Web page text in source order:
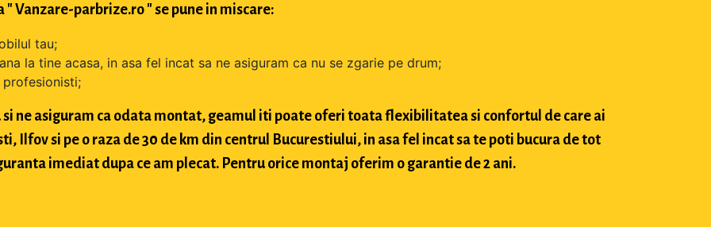
Vanzare-parbrize.ro " se pune in miscare:
tau;
la tine acasa, in asa fel incat sa ne asiguram ca nu se zgarie pe drum;
ne asiguram ca odata montat, geamul iti poate oferi toata flexibilitatea si confortul de care ai
Ilfov si pe o raza de 30 de km din centrul Bucurestiului, in asa fel incat sa te poti bucura de tot
imediat dupa ce am plecat. Pentru orice montaj oferim o garantie de 2 ani.